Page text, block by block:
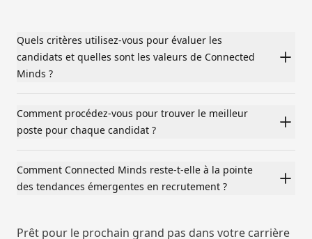
Quels critères utilisez-vous pour évaluer les
candidats et quelles sont les valeurs de Connected
Minds ?
Comment procédez-vous pour trouver le meilleur
poste pour chaque candidat ?
Comment Connected Minds reste-t-elle à la pointe
des tendances émergentes en recrutement ?
Prêt pour le prochain grand pas dans votre carrière